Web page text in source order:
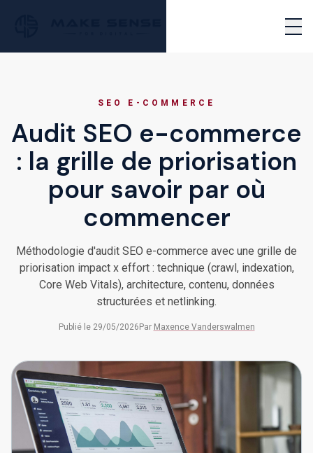
SEO E-COMMERCE
Audit SEO e-commerce
: la grille de priorisation
pour savoir par où
commencer
Méthodologie d'audit SEO e-commerce avec une grille de
priorisation impact x effort : technique (crawl, indexation,
Core Web Vitals), architecture, contenu, données
structurées et netlinking.
Publié le 29/05/2026 Par Maxence Vanderswalmen